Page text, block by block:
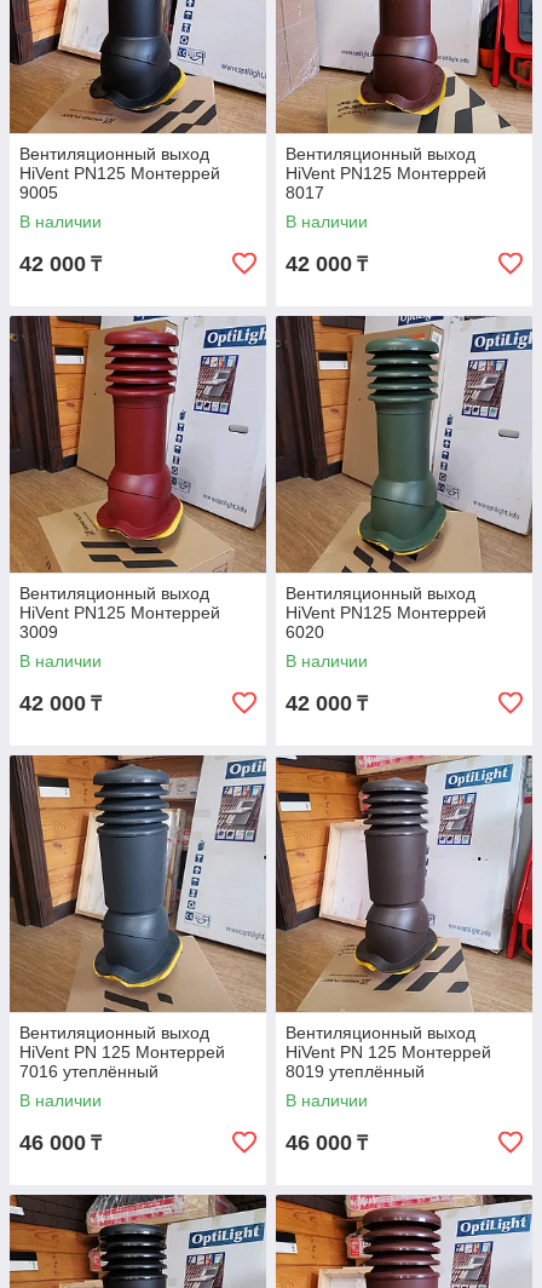
Вентиляционный выход
HiVent PN125 Монтеррей
9005
В наличии
42 000 ₸
Вентиляционный выход
HiVent PN125 Монтеррей
8017
В наличии
42 000 ₸
Вентиляционный выход
HiVent PN125 Монтеррей
3009
В наличии
42 000 ₸
Вентиляционный выход
HiVent PN125 Монтеррей
6020
В наличии
42 000 ₸
Вентиляционный выход
HiVent PN 125 Монтеррей
7016 утеплённый
В наличии
46 000 ₸
Вентиляционный выход
HiVent PN 125 Монтеррей
8019 утеплённый
В наличии
46 000 ₸